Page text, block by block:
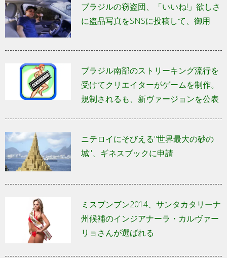
ブラジルの窃盗団、「いいね!」欲しさ
に盗品写真をSNSに投稿して、御用
ブラジル南部のストリーキング流行を
受けてクリエイターがゲームを制作。
規制されるも、新ヴァージョンを公表
ニテロイにそびえる"世界最大の砂の
城"、ギネスブックに申請
ミスブンブン2014、サンタカタリーナ
州候補のインジアナーラ・カルヴァー
リョさんが選ばれる